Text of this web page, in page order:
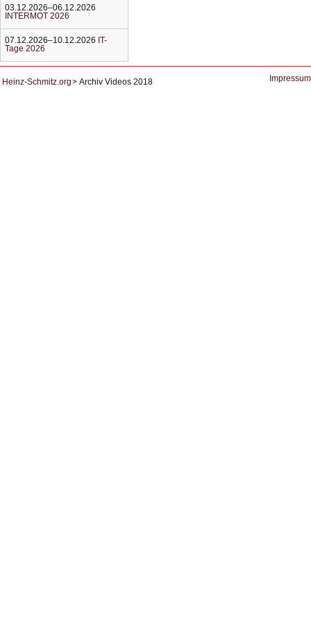
03.12.2026–06.12.2026
INTERMOT 2026
07.12.2026–10.12.2026 IT-
Tage 2026
Heinz-Schmitz.org Archiv Videos 2018 Impressum